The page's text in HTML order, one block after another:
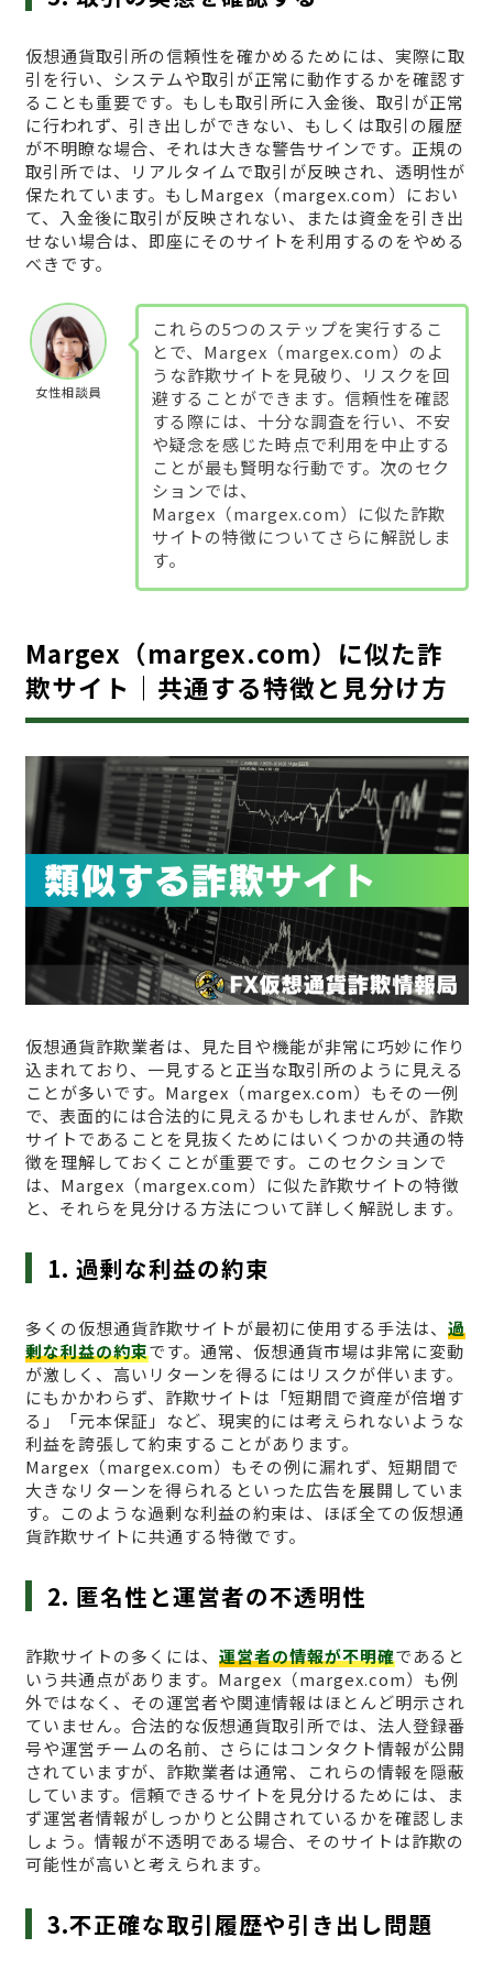
仮想通貨取引所の信頼性を確かめるためには、実際に取
引を行い、システムや取引が正常に動作するかを確認す
ることも重要です。もしも取引所に入金後、取引が正常
に行われず、引き出しができない、もしくは取引の履歴
が不明瞭な場合、それは大きな警告サインです。正規の
取引所では、リアルタイムで取引が反映され、透明性が
保たれています。もしMargex（margex.com）におい
て、入金後に取引が反映されない、または資金を引き出
せない場合は、即座にそのサイトを利用するのをやめる
べきです。
女性相談員
これらの5つのステップを実行するこ
とで、Margex（margex.com）のよ
うな詐欺サイトを見破り、リスクを回
避することができます。信頼性を確認
する際には、十分な調査を行い、不安
や疑念を感じた時点で利用を中止する
ことが最も賢明な行動です。次のセク
ションでは、
Margex（margex.com）に似た詐欺
サイトの特徴についてさらに解説しま
す。
Margex（margex.com）に似た詐
欺サイト｜共通する特徴と見分け方
仮想通貨詐欺業者は、見た目や機能が非常に巧妙に作り
込まれており、一見すると正当な取引所のように見える
ことが多いです。Margex（margex.com）もその一例
で、表面的には合法的に見えるかもしれませんが、詐欺
サイトであることを見抜くためにはいくつかの共通の特
徴を理解しておくことが重要です。このセクションで
は、Margex（margex.com）に似た詐欺サイトの特徴
と、それらを見分ける方法について詳しく解説します。
1. 過剰な利益の約束
多くの仮想通貨詐欺サイトが最初に使用する手法は、 過
剰な利益の約束です。通常、仮想通貨市場は非常に変動
が激しく、高いリターンを得るにはリスクが伴います。
にもかかわらず、詐欺サイトは「短期間で資産が倍増す
る」「元本保証」など、現実的には考えられないような
利益を誇張して約束することがあります。
Margex（margex.com）もその例に漏れず、短期間で
大きなリターンを得られるといった広告を展開していま
す。このような過剰な利益の約束は、ほぼ全ての仮想通
貨詐欺サイトに共通する特徴です。
2. 匿名性と運営者の不透明性
詐欺サイトの多くには、 運営者の情報が不明確であると
いう共通点があります。Margex（margex.com）も例
外ではなく、その運営者や関連情報はほとんど明示され
ていません。合法的な仮想通貨取引所では、法人登録番
号や運営チームの名前、さらにはコンタクト情報が公開
されていますが、詐欺業者は通常、これらの情報を隠蔽
しています。信頼できるサイトを見分けるためには、ま
ず運営者情報がしっかりと公開されているかを確認しま
しょう。情報が不透明である場合、そのサイトは詐欺の
可能性が高いと考えられます。
3.不正確な取引履歴や引き出し問題